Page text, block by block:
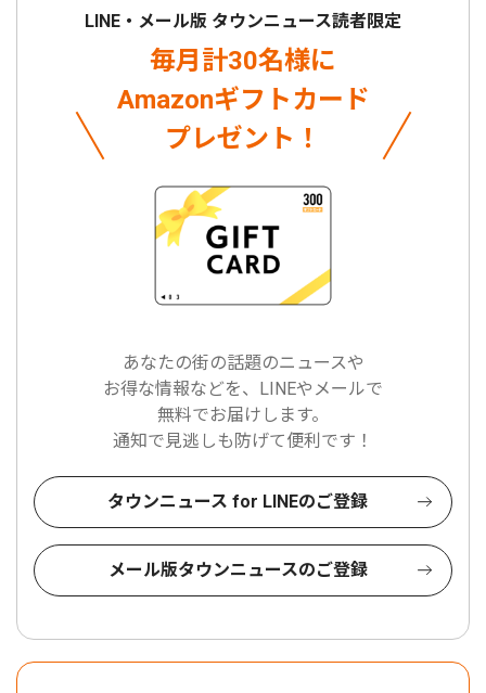
LINE・メール版 タウンニュース読者限定
毎月計30名様に
Amazonギフトカード
プレゼント！
あなたの街の話題のニュースや
お得な情報などを、LINEやメールで
無料でお届けします。
通知で見逃しも防げて便利です！
タウンニュース for LINEのご登録
メール版タウンニュースのご登録